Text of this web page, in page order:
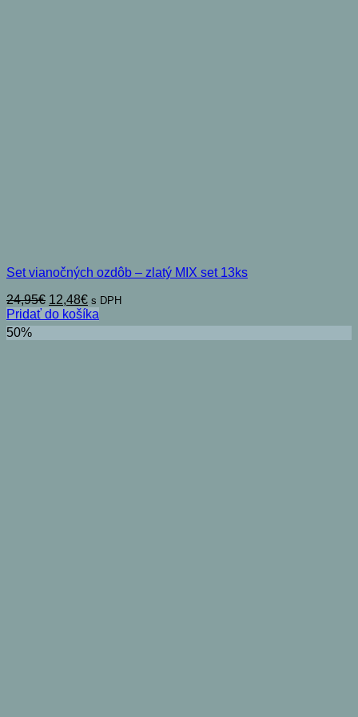
Set vianočných ozdôb – zlatý MIX set 13ks
24,95€ Pôvodná
cena
bola:
24,95€.
12,48€Aktuálna
cena
je:
12,48€.
s DPH
Pridať do košíka
50%